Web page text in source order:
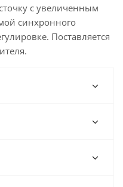
с увеличенным
синхронного
Поставляется